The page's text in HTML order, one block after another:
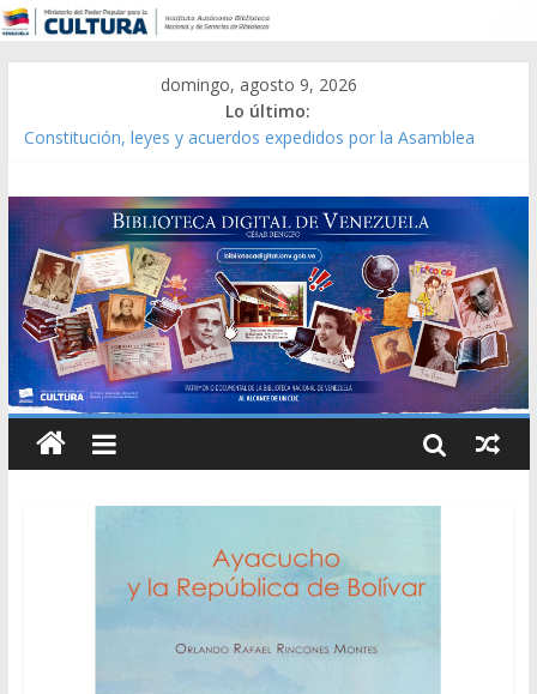
domingo, agosto 9, 2026
Lo último:
Constitución, leyes y acuerdos expedidos por la Asamblea
Modesta Bor Sánchez [material gráfico]
Gaceta Oficial de la República de Venezuela año CXXXIII Mes V,
Caracas 09 de marzo de 2006 N° 38.394
Catálogo temático de obras de Modesta Bor